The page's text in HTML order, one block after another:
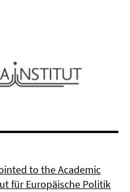
to the Academic
für Europäische Politik